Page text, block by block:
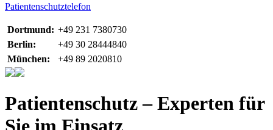
Patientenschutztelefon
Dortmund: +49 231 7380730
Berlin:
+49 30 28444840
München:
+49 89 2020810
Patientenschutz – Experten für